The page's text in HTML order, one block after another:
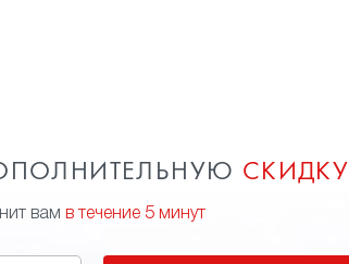
СКИДКУ
вам в течение 5 минут